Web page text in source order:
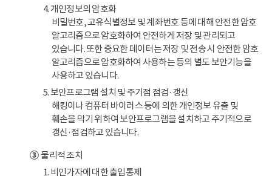
4. 개인정보의 암호화
비밀번호, 고유식별정보 및 계좌번호 등에 대해 안전한 암호
알고리즘으로 암호화하여 안전하게 저장 및 관리되고
있습니다. 또한 중요한 데이터는 저장 및 전송 시 안전한 암호
알고리즘으로 암호화하여 사용하는 등의 별도 보안기능을
사용하고 있습니다.
5. 보안프로그램 설치 및 주기점 점검·갱신
해킹이나 컴퓨터 바이러스 등에 의한 개인정보 유출 및
훼손을 막기 위하여 보안프로그램을 설치하고 주기적으로
갱신·점검하고 있습니다.
③물리적 조치
1. 비인가자에 대한 출입통제